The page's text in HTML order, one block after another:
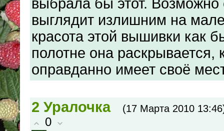
выбрала бы этот. Возможно
выглядит излишним на
красота этой вышивки как
полотне она раскрывается,
оправданно имеет своё
2 Уралочка (17 Марта 2010
0